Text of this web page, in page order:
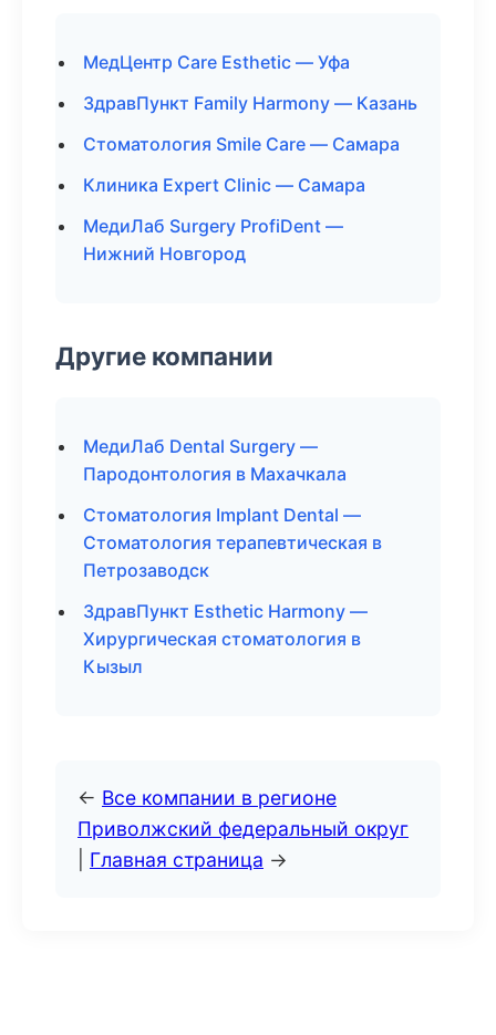
МедЦентр Care Esthetic — Уфа
ЗдравПункт Family Harmony — Казань
Стоматология Smile Care — Самара
Клиника Expert Clinic — Самара
МедиЛаб Surgery ProfiDent —
Нижний Новгород
Другие компании
МедиЛаб Dental Surgery —
Пародонтология в Махачкала
Стоматология Implant Dental —
Стоматология терапевтическая в
Петрозаводск
ЗдравПункт Esthetic Harmony —
Хирургическая стоматология в
Кызыл
← Все компании в регионе
Приволжский федеральный округ
Главная страница →